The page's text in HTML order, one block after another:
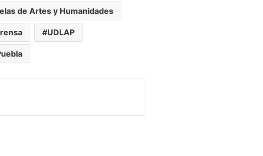
de Artes y Humanidades
UDLAP
Print